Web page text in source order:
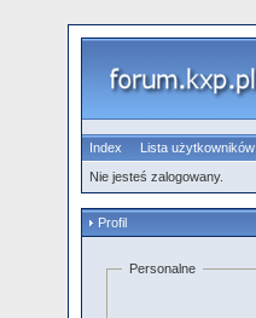
Index Lista użytkowników
Nie jesteś zalogowany.
Profil
Personalne